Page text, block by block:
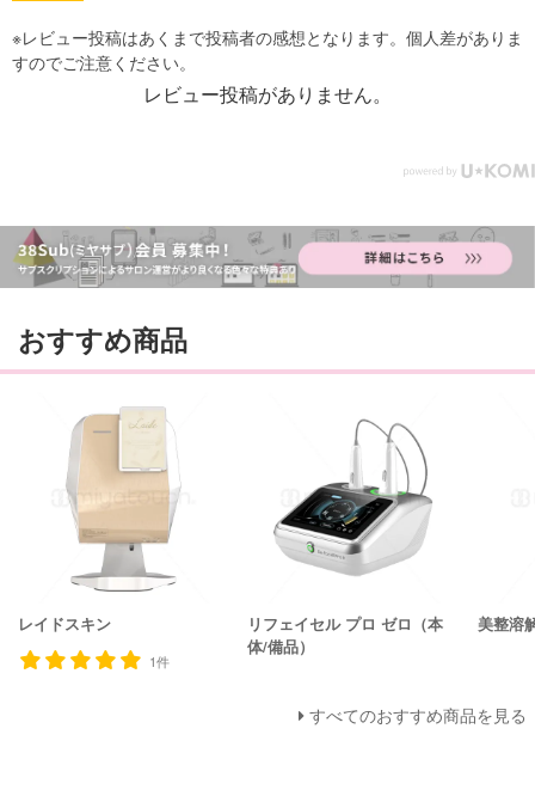
レビュー投稿がありません。
おすすめ商品
レイドスキン
1件
リフェイセル プロ ゼロ（本
体/備品）
美整溶
すべてのおすすめ商品を見る